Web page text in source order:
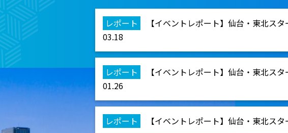
レポート
【イベントレポート】仙台・東北ス
03.18
レポート
【イベントレポート】仙台・東北ス
01.26
レポート 【イベントレポート】仙台・東北ス